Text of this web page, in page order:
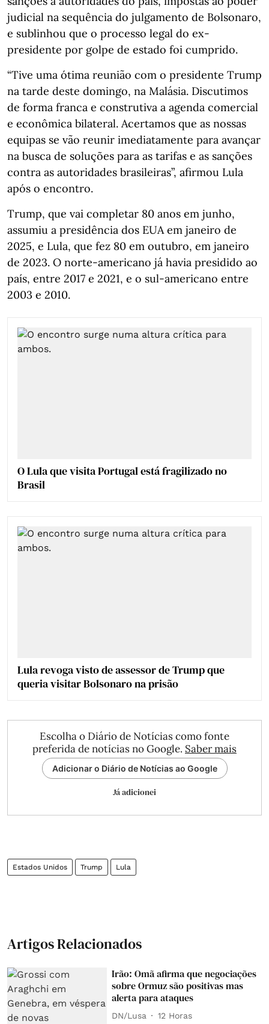
judicial na sequência do julgamento de Bolsonaro,
e sublinhou que o processo legal do ex-
presidente por golpe de estado foi cumprido.
“Tive uma ótima reunião com o presidente Trump
na tarde deste domingo, na Malásia. Discutimos
de forma franca e construtiva a agenda comercial
e econômica bilateral. Acertamos que as nossas
equipas se vão reunir imediatamente para avançar
na busca de soluções para as tarifas e as sanções
contra as autoridades brasileiras”, afirmou Lula
após o encontro.
Trump, que vai completar 80 anos em junho,
assumiu a presidência dos EUA em janeiro de
2025, e Lula, que fez 80 em outubro, em janeiro
de 2023. O norte-americano já havia presidido ao
país, entre 2017 e 2021, e o sul-americano entre
2003 e 2010.
O Lula que visita Portugal está fragilizado no
Brasil
Lula revoga visto de assessor de Trump que
queria visitar Bolsonaro na prisão
Escolha o Diário de Notícias como fonte
preferida de notícias no Google. Saber mais
Adicionar o Diário de Notícias ao Google
Já adicionei
Estados Unidos Trump Lula
Artigos Relacionados
Irão: Omã afirma que negociações
sobre Ormuz são positivas mas
alerta para ataques
DN/Lusa 12 Horas